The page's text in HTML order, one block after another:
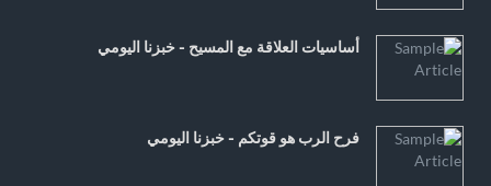
أساسيات العلاقة مع المسيح - خبزنا اليومي
فرح الرب هو قوتكم - خبزنا اليومي